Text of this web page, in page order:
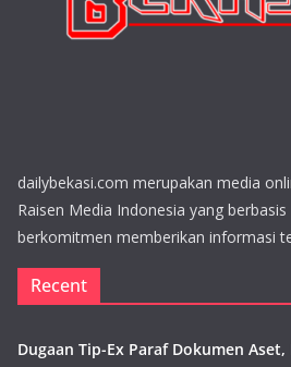
dailybekasi.com merupakan media
Raisen Media Indonesia yang
berkomitmen memberikan informasi
Recent
Dugaan Tip-Ex Paraf Dokumen